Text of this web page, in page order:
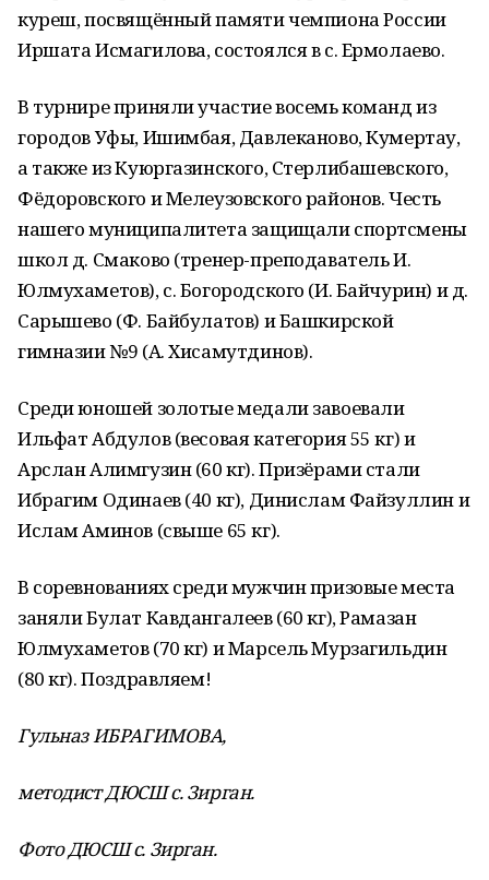
куреш, посвящённый памяти чемпиона России
Иршата Исмагилова, состоялся в с. Ермолаево.
В турнире приняли участие восемь команд из
городов Уфы, Ишимбая, Давлеканово, Кумертау,
а также из Куюргазинского, Стерлибашевского,
Фёдоровского и Мелеузовского районов. Честь
нашего муниципалитета защищали спортсмены
школ д. Смаково (тренер-преподаватель И.
Юлмухаметов), с. Богородского (И. Байчурин) и д.
Сарышево (Ф. Байбулатов) и Башкирской
гимназии №9 (А. Хисамутдинов).
Среди юношей золотые медали завоевали
Ильфат Абдулов (весовая категория 55 кг) и
Арслан Алимгузин (60 кг). Призёрами стали
Ибрагим Одинаев (40 кг), Динислам Файзуллин и
Ислам Аминов (свыше 65 кг).
В соревнованиях среди мужчин призовые места
заняли Булат Кавдангалеев (60 кг), Рамазан
Юлмухаметов (70 кг) и Марсель Мурзагильдин
(80 кг). Поздравляем!
Гульназ ИБРАГИМОВА,
методист ДЮСШ с. Зирган.
Фото ДЮСШ с. Зирган.